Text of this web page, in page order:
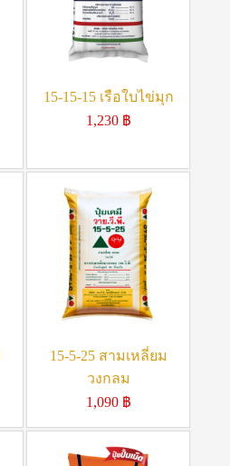
15-15-15 เรือใบไข่มุก
1,230 ฿
15-5-25 สามเหลี่ยม
วงกลม
1,090 ฿